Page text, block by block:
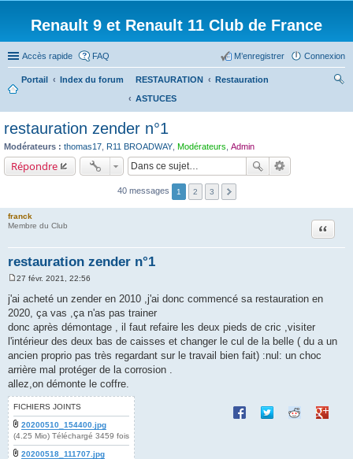
Renault 9 et Renault 11 Club de France
Accès rapide FAQ Connexion
M’enregistrer
Portail Index du forum
RESTAURATION
ASTUCES
Restauration
restauration zender n°1
Modérateurs : thomas17 R11 BROADWAY Modérateurs Admin
Répondre
40 messages 1 2 3
franck
Membre du Club
restauration zender n°1
Citation
e
s
s
g
e
27 févr. 2021, 22:56
j'ai acheté un zender en 2010 ,j'ai donc commencé sa restauration en
2020, ça vas ,ça n'as pas trainer
donc après démontage , il faut refaire les deux pieds de cric ,visiter
l'intérieur des deux bas de caisses et changer le cul de la belle ( du a un
ancien proprio pas très regardant sur le travail bien fait) :nul: un choc
arrière mal protéger de la corrosion .
allez,on démonte le coffre.
FICHIERS JOINTS
20200510_154400.jpg
(4.25 Mio) Téléchargé 3459 fois
20200518_111707.jpg
Partager sur Facebook
Partager sur Twitter
Partager sur